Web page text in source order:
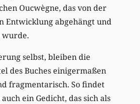
Oucwègne, das von der
Entwicklung abgehängt und
wurde.
selbst, bleiben die
des Buches einigermaßen
fragmentarisch. So findet
ein Gedicht, das sich als